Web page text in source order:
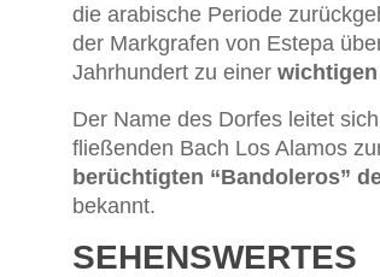
die arabische Periode
der Markgrafen von Estepa
Jahrhundert zu einer
Der Name des Dorfes leitet
fließenden Bach Los Alamos
berüchtigten “Bandoleros”
bekannt.
SEHENSWERTES